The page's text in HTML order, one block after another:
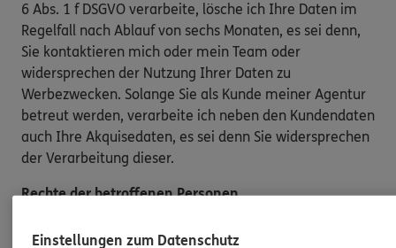
6 Abs. 1 f DSGVO verarbeite, lösche ich Ihre Daten im
Regelfall nach Ablauf von sechs Monaten, es sei denn,
Sie kontaktieren mich oder mein Team oder
widersprechen der Nutzung Ihrer Daten zu
Werbezwecken. Solange Sie als Kunde meiner Agentur
betreut werden, verarbeite ich neben den Kundendaten
auch Ihre Akquisedaten, es sei denn Sie widersprechen
der Verarbeitung dieser.
Rechte der betroffenen Personen
Einstellungen zum Datenschutz